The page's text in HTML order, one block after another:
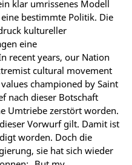
klar umrissenes Modell
bestimmte Politik. Die
kultureller
eine
recent years, our Nation
cultural movement
championed by Saint
nach dieser Botschaft
Umtriebe zerstört worden.
Vorwurf gilt. Damit ist
worden. Doch die
sie hat sich wieder